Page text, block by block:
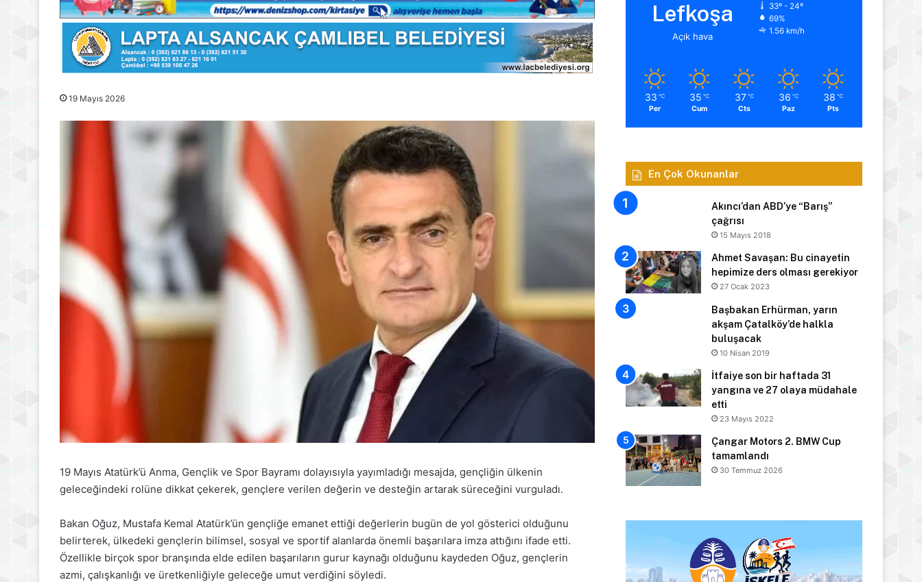
19 Mayıs 2026
19 Mayıs Atatürk’ü Anma, Gençlik ve Spor Bayramı dolayısıyla yayımladığı mesajda, gençliğin ülkenin
geleceğindeki rolüne dikkat çekerek, gençlere verilen değerin ve desteğin artarak süreceğini vurguladı.
Bakan Oğuz, Mustafa Kemal Atatürk’ün gençliğe emanet ettiği değerlerin bugün de yol gösterici olduğunu
belirterek, ülkedeki gençlerin bilimsel, sosyal ve sportif alanlarda önemli başarılara imza attığını ifade etti.
Özellikle birçok spor branşında elde edilen başarıların gurur kaynağı olduğunu kaydeden Oğuz, gençlerin
azmi, çalışkanlığı ve üretkenliğiyle geleceğe umut verdiğini söyledi.
Lefkoşa
Açık hava
33º - 24º
69%
1.56 km/h
33 ℃
Per
35 ℃
Cum
37 ℃
Cts
36 ℃
Paz
38 ℃
Pts
En Çok Okunanlar
Akıncı’dan ABD’ye “Barış”
çağrısı
15 Mayıs 2018
Ahmet Savaşan: Bu cinayetin
hepimize ders olması gerekiyor
27 Ocak 2023
Başbakan Erhürman, yarın
akşam Çatalköy’de halkla
buluşacak
10 Nisan 2019
İtfaiye son bir haftada 31
yangına ve 27 olaya müdahale
etti
23 Mayıs 2022
Çangar Motors 2. BMW Cup
tamamlandı
30 Temmuz 2026